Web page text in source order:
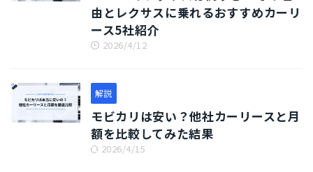
由とレクサスに乗れるおすすめカーリ
ース5社紹介
2026/4/12
解説
モビカリは安い？他社カーリースと月
額を比較してみた結果
2026/4/15